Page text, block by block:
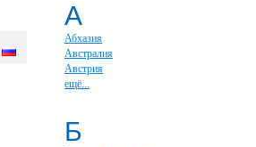
А
Абхазия
Австралия
Австрия
ещё...
Б